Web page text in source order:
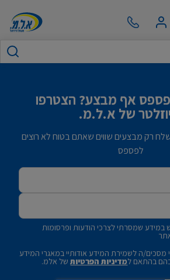
אף מבצע? הצטרפו
של א.ל.מ.
רק מבצעים שווים שאתם בטוח לא רוצים
לפספס
שמסרתי לצרכי הודעות ופרסומות
מסכים/ה לשמירת המידע אודותיי במאגרי המידע
בהתאם למדיניות הפרטיותשל אלמ.